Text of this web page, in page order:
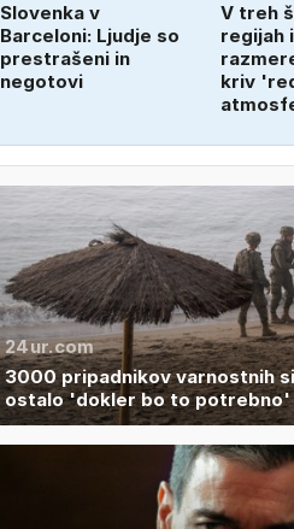
Slovenka v
Barceloni: Ljudje so
prestrašeni in
negotovi
V treh
regijah
kriv
24ur.com
3000 pripadnikov varnostnih
ostalo 'dokler bo to potrebno'